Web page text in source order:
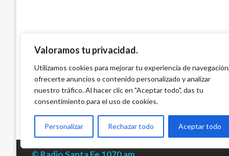
Valoramos tu privacidad.
Utilizamos cookies para mejorar tu experiencia de navegación,
ofrecerte anuncios o contenido personalizado y analizar
nuestro tráfico. Al hacer clic en "Aceptar todo", das tu
consentimiento para el uso de cookies.
Personalizar Rechazar todo Aceptar todo